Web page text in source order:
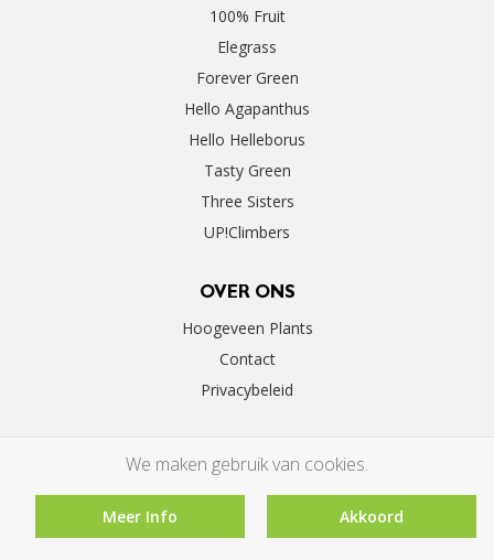
100% Fruit
Elegrass
Forever Green
Hello Agapanthus
Hello Helleborus
Tasty Green
Three Sisters
UP!Climbers
OVER ONS
Hoogeveen Plants
Contact
Privacybeleid
We maken gebruik van cookies.
Meer Info Akkoord